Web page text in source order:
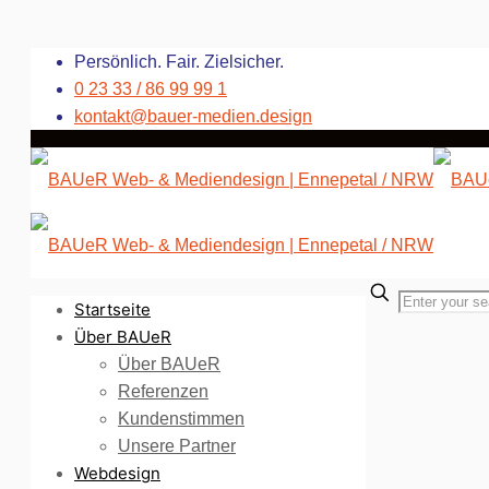
Persönlich. Fair. Zielsicher.
0 23 33 / 86 99 99 1
kontakt@bauer-medien.design
Startseite
Über BAUeR
Über BAUeR
Referenzen
Kundenstimmen
Unsere Partner
Webdesign